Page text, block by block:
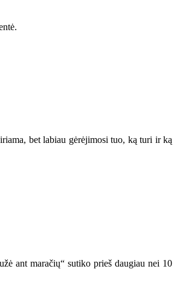
bet labiau gėrėjimosi tuo, ką turi ir ką
ant maračių“ sutiko prieš daugiau nei 10